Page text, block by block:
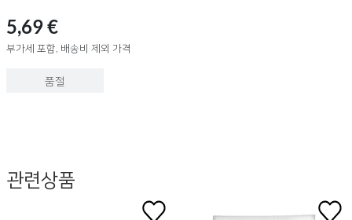
5,69 €
부가세 포함, 배송비 제외 가격
품절
관련상품